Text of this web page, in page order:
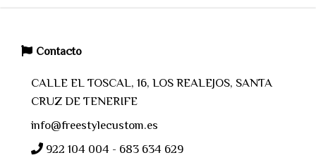
Contacto
CALLE EL TOSCAL, 16, LOS REALEJOS, SANTA
CRUZ DE TENERIFE
info@freestylecustom.es
922 104 004 - 683 634 629